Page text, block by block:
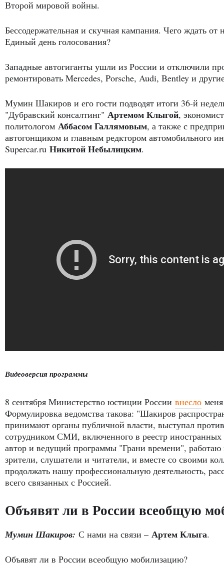
Второй мировой войны.
Бессодержательная и скучная кампания. Чего ждать
Единый день голосования?
Западные автогиганты ушли из России и отключили
ремонтировать Mercedes, Porsche, Audi, Bentley и
Мумин Шакиров и его гости подводят итоги 36-й
"Дубравский консалтинг" Артемом Клыгой,
политологом Аббасом Галлямовым, а также с
автогонщиком и главным редктором автомобильного
Supercar.ru Никитой Небылицким.
Видеоверсия программы
8 сентября Министерство юстиции России внесло
Формулировка ведомства такова: "Шакиров
принимают органы публичной власти, выступал
сотрудником СМИ, включенного в реестр иностранных
автор и ведущий программы "Грани времени", работаю
зрители, слушатели и читатели, и вместе со своими
продолжать нашу профессиональную деятельность,
всего связанных с Россией.
Объявят ли в России всеобщую
Мумин Шакиров: С нами на связи – Артем Клыга.
Объявят ли в России всеобщую мобилизацию?